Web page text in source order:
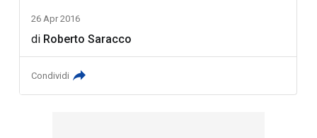
26 Apr 2016
di Roberto Saracco
Condividi